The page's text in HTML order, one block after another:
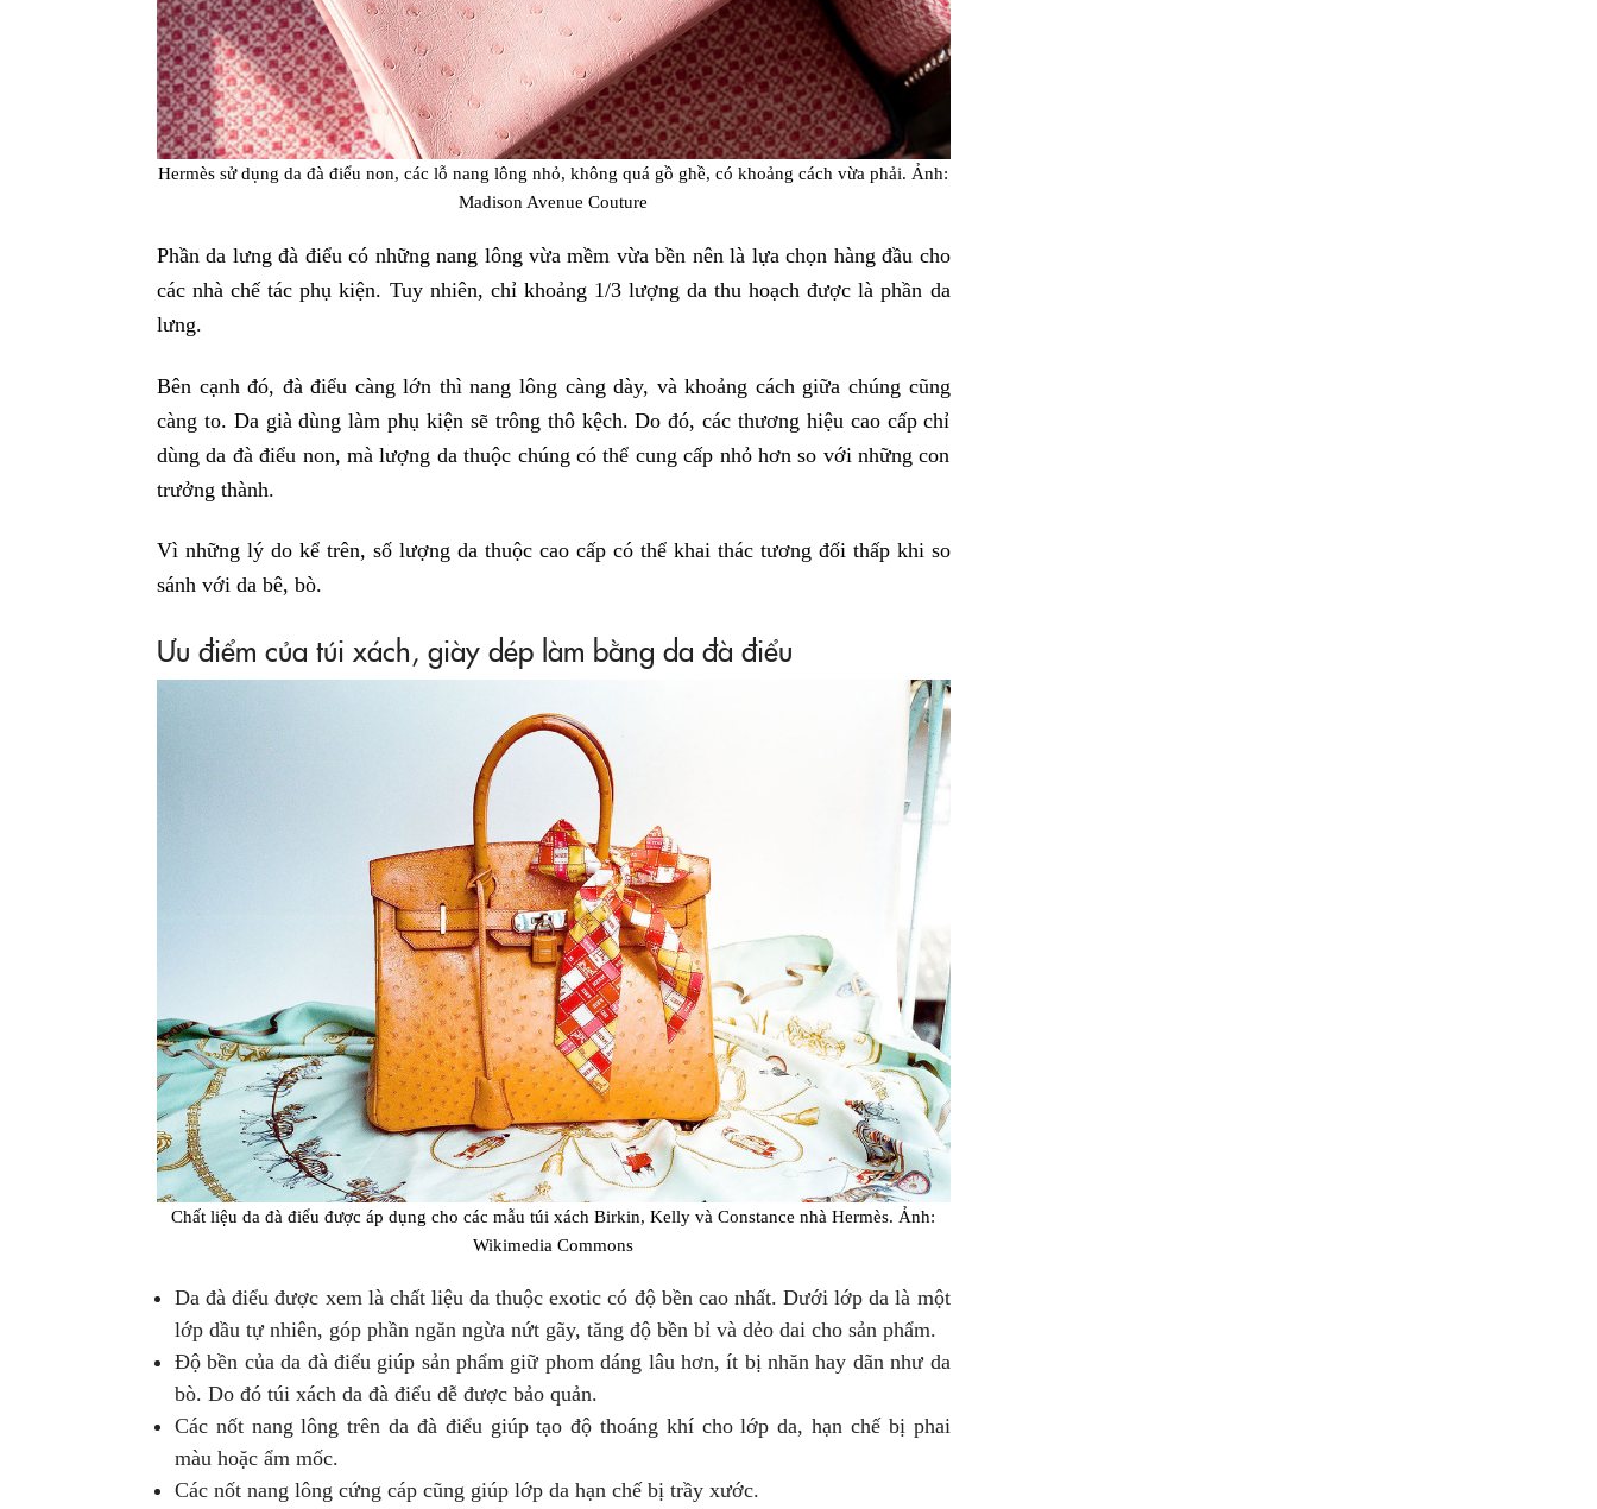
Hermès sử dụng da đà điểu non, các lỗ nang lông nhỏ, không quá gồ ghề, có khoảng cách vừa phải. Ảnh:
Madison Avenue Couture
Phần da lưng đà điểu có những nang lông vừa mềm vừa bền nên là lựa chọn hàng đầu cho
các nhà chế tác phụ kiện. Tuy nhiên, chỉ khoảng 1/3 lượng da thu hoạch được là phần da
lưng.
Bên cạnh đó, đà điểu càng lớn thì nang lông càng dày, và khoảng cách giữa chúng cũng
càng to. Da già dùng làm phụ kiện sẽ trông thô kệch. Do đó, các thương hiệu cao cấp chỉ
dùng da đà điểu non, mà lượng da thuộc chúng có thể cung cấp nhỏ hơn so với những con
trưởng thành.
Vì những lý do kể trên, số lượng da thuộc cao cấp có thể khai thác tương đối thấp khi so
sánh với da bê, bò.
Ưu điểm của túi xách, giày dép làm bằng da đà điểu
Chất liệu da đà điểu được áp dụng cho các mẫu túi xách Birkin, Kelly và Constance nhà Hermès. Ảnh:
Wikimedia Commons
Da đà điểu được xem là chất liệu da thuộc exotic có độ bền cao nhất. Dưới lớp da là một
lớp dầu tự nhiên, góp phần ngăn ngừa nứt gãy, tăng độ bền bỉ và dẻo dai cho sản phẩm.
Độ bền của da đà điểu giúp sản phẩm giữ phom dáng lâu hơn, ít bị nhăn hay dãn như da
bò. Do đó túi xách da đà điểu dễ được bảo quản.
Các nốt nang lông trên da đà điểu giúp tạo độ thoáng khí cho lớp da, hạn chế bị phai
màu hoặc ẩm mốc.
Các nốt nang lông cứng cáp cũng giúp lớp da hạn chế bị trầy xước.